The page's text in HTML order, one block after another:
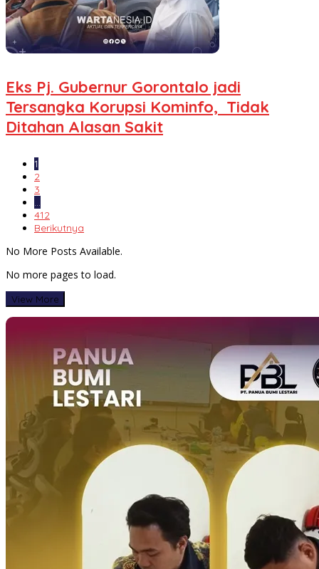
Eks Pj. Gubernur Gorontalo jadi
Tersangka Korupsi Kominfo, Tidak
Ditahan Alasan Sakit
1
2
3
…
412
Berikutnya
No More Posts Available.
No more pages to load.
View More